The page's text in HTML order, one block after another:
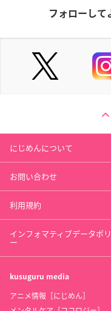
フォローして
にじめんについて
お問い合わせ
利用規約
インフォマティブデータポ
ー
kusuguru media
アニメ情報［にじめん］